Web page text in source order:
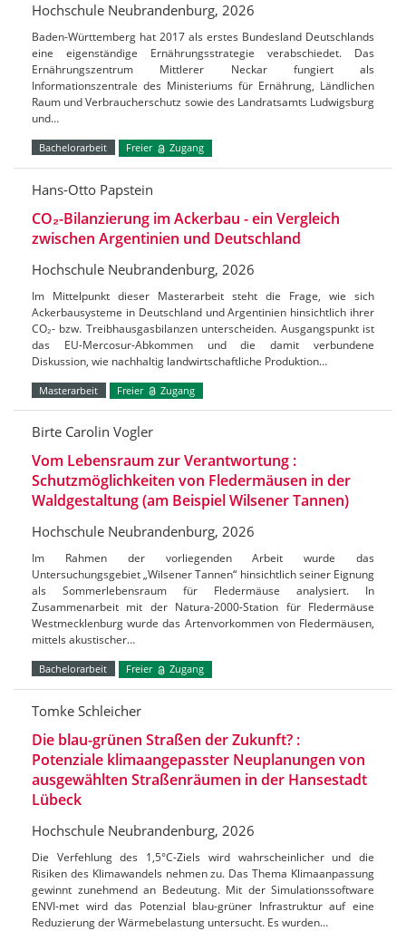
Hochschule Neubrandenburg, 2026
Baden-Württemberg hat 2017 als erstes Bundesland Deutschlands
eine eigenständige Ernährungsstrategie verabschiedet. Das
Ernährungszentrum Mittlerer Neckar fungiert als
Informationszentrale des Ministeriums für Ernährung, Ländlichen
Raum und Verbraucherschutz sowie des Landratsamts Ludwigsburg
und…
Bachelorarbeit Freier Zugang
Hans-Otto Papstein
CO₂-Bilanzierung im Ackerbau - ein Vergleich
zwischen Argentinien und Deutschland
Hochschule Neubrandenburg, 2026
Im Mittelpunkt dieser Masterarbeit steht die Frage, wie sich
Ackerbausysteme in Deutschland und Argentinien hinsichtlich ihrer
CO₂- bzw. Treibhausgasbilanzen unterscheiden. Ausgangspunkt ist
das EU-Mercosur-Abkommen und die damit verbundene
Diskussion, wie nachhaltig landwirtschaftliche Produktion…
Masterarbeit Freier Zugang
Birte Carolin Vogler
Vom Lebensraum zur Verantwortung :
Schutzmöglichkeiten von Fledermäusen in der
Waldgestaltung (am Beispiel Wilsener Tannen)
Hochschule Neubrandenburg, 2026
Im Rahmen der vorliegenden Arbeit wurde das
Untersuchungsgebiet „Wilsener Tannen“ hinsichtlich seiner Eignung
als Sommerlebensraum für Fledermäuse analysiert. In
Zusammenarbeit mit der Natura-2000-Station für Fledermäuse
Westmecklenburg wurde das Artenvorkommen von Fledermäusen,
mittels akustischer…
Bachelorarbeit Freier Zugang
Tomke Schleicher
Die blau-grünen Straßen der Zukunft? :
Potenziale klimaangepasster Neuplanungen von
ausgewählten Straßenräumen in der Hansestadt
Lübeck
Hochschule Neubrandenburg, 2026
Die Verfehlung des 1,5°C-Ziels wird wahrscheinlicher und die
Risiken des Klimawandels nehmen zu. Das Thema Klimaanpassung
gewinnt zunehmend an Bedeutung. Mit der Simulationssoftware
ENVI-met wird das Potenzial blau-grüner Infrastruktur auf eine
Reduzierung der Wärmebelastung untersucht. Es wurden…